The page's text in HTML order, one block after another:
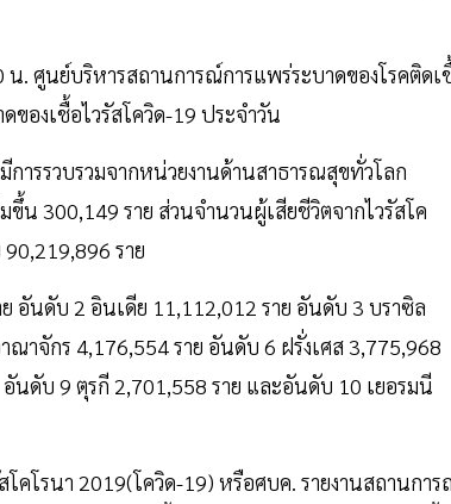
. ศูนย์บริหารสถานการณ์การแพร่ระบาดของโรคติดเ
ของเชื้อไวรัสโควิด-19 ประจำวัน
ารรวบรวมจากหน่วยงานด้านสาธารณสุขทั่วโลก
น 300,149 ราย ส่วนจำนวนผู้เสียชีวิตจากไวรัสโค
ราย
อันดับ 2 อินเดีย 11,112,012 ราย อันดับ 3 บราซิล
าจักร 4,176,554 ราย อันดับ 6 ฝรั่งเศส 3,775,968
ดับ 9 ตุรกี 2,701,558 ราย และอันดับ 10 เยอรมนี
คโรนา 2019(โควิด-19) หรือศบค. รายงานสถานกา